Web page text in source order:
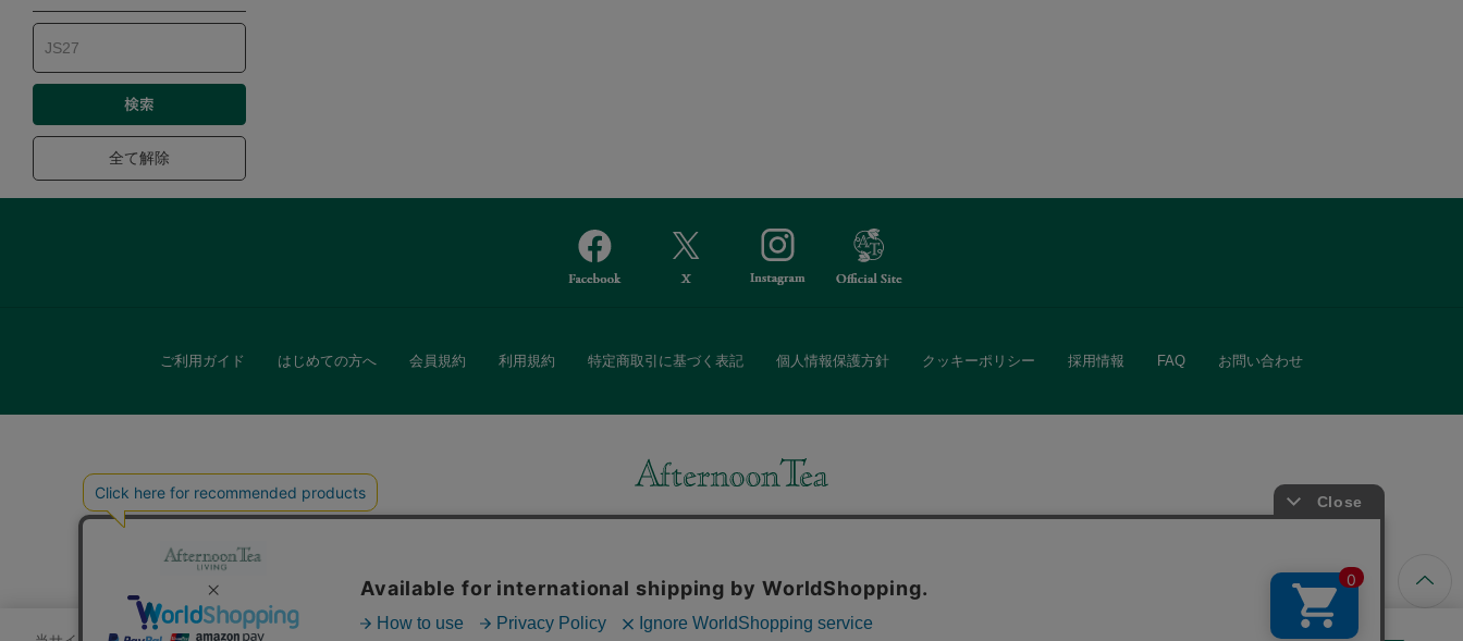
ヴィンテージ
全て解除
ご利用ガイド はじめての方へ 会員規約 利用規約 特定商取引に基づく表記 個人情報保護方針 クッキーポリシー 採用情報 FAQ お問い合わせ
また、ギフトセットなどギフトにぴったりの豊富な商品がラインナップ。
「ソーシャルギフト」サービスもご提供しています。